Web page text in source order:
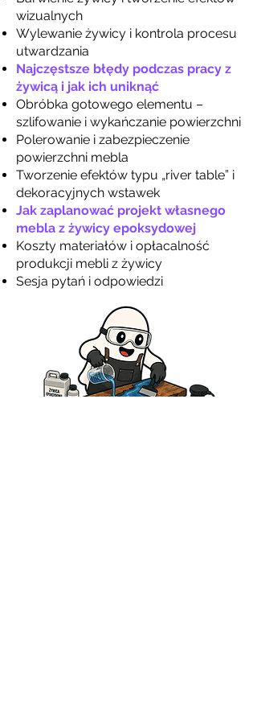
wizualnych
Wylewanie żywicy i kontrola procesu
utwardzania
Najczęstsze błędy podczas pracy z
żywicą i jak ich uniknąć
Obróbka gotowego elementu –
szlifowanie i wykańczanie powierzchni
Polerowanie i zabezpieczenie
powierzchni mebla
Tworzenie efektów typu „river table” i
dekoracyjnych wstawek
Jak zaplanować projekt własnego
mebla z żywicy epoksydowej
Koszty materiałów i opłacalność
produkcji mebli z żywicy
Sesja pytań i odpowiedzi